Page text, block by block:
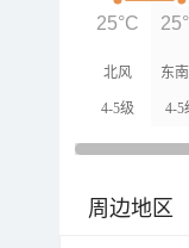
北风
4-5级
东
4-5
25°C
周边地区